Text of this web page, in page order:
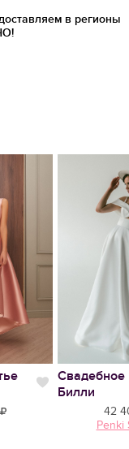
в регионы
Нравится
Свадебное
Билли
42
Penki